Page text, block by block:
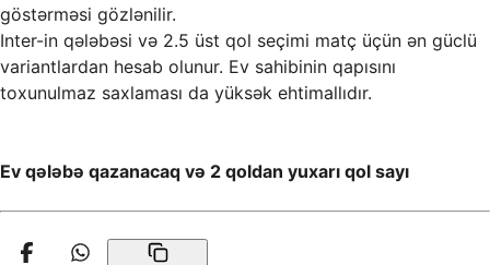
göstərməsi gözlənilir.
Inter-in qələbəsi və 2.5 üst qol seçimi matç üçün ən güclü
variantlardan hesab olunur. Ev sahibinin qapısını
toxunulmaz saxlaması da yüksək ehtimallıdır.
Ev qələbə qazanacaq və 2 qoldan yuxarı qol sayı